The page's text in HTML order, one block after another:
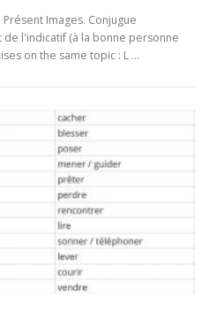
Images. Conjugue
l'indicatif (à la bonne personne
on the same topic : L …